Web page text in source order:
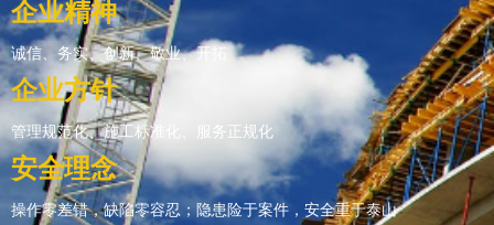
企业精神
诚信、务实、创新、敬业、开拓
企业方针
管理规范化、施工标准化、服务正规化
安全理念
操作零差错，缺陷零容忍；隐患险于案件，安全重于泰山